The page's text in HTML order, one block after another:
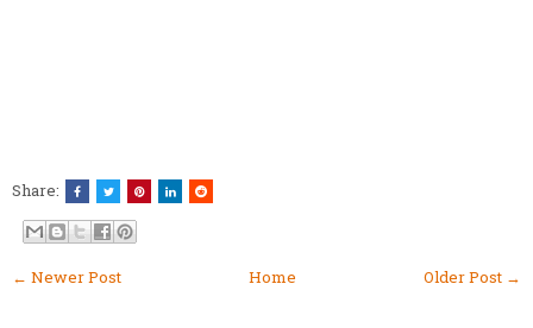
Share:
← Newer Post Older Post →
Home